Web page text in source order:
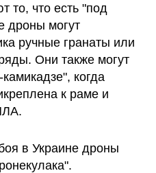
то, что есть "под
дроны могут
ручные гранаты или
Они также могут
когда
к раме и
в Украине дроны